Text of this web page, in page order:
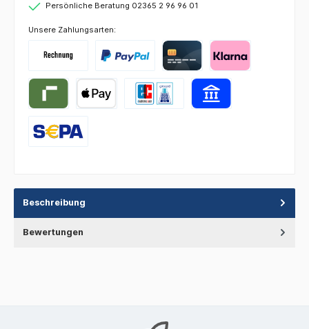
Persönliche Beratung 02365 2 96 96 01
Unsere Zahlungsarten:
Beschreibung
Bewertungen